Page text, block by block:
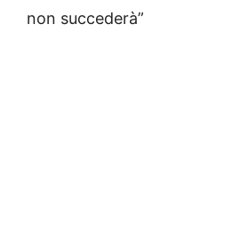
non succederà”